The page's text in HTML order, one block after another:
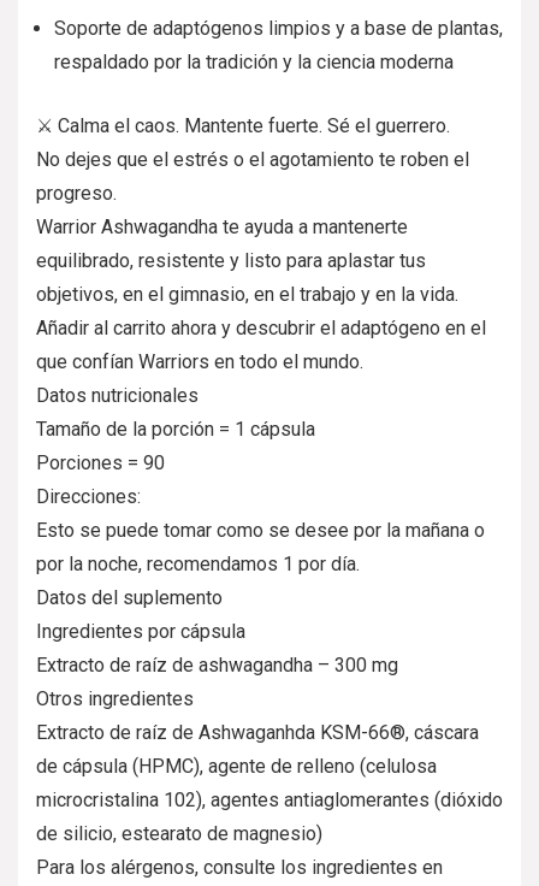
Soporte de adaptógenos limpios y a base de plantas,
respaldado por la tradición y la ciencia moderna
⚔️ Calma el caos. Mantente fuerte. Sé el guerrero.
No dejes que el estrés o el agotamiento te roben el
progreso.
Warrior Ashwagandha te ayuda a mantenerte
equilibrado, resistente y listo para aplastar tus
objetivos, en el gimnasio, en el trabajo y en la vida.
Añadir al carrito ahora y descubrir el adaptógeno en el
que confían Warriors en todo el mundo.
Datos nutricionales
Tamaño de la porción = 1 cápsula
Porciones = 90
Direcciones:
Esto se puede tomar como se desee por la mañana o
por la noche, recomendamos 1 por día.
Datos del suplemento
Ingredientes por cápsula
Extracto de raíz de ashwagandha – 300 mg
Otros ingredientes
Extracto de raíz de Ashwaganhda KSM-66®, cáscara
de cápsula (HPMC), agente de relleno (celulosa
microcristalina 102), agentes antiaglomerantes (dióxido
de silicio, estearato de magnesio)
Para los alérgenos, consulte los ingredientes en